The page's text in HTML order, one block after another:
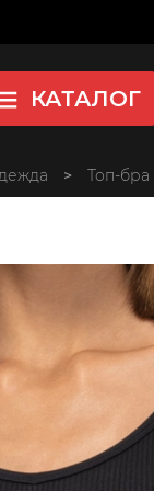
КАТАЛОГ
> Топ-